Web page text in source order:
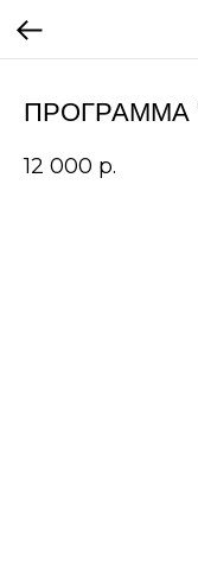
ПРОГРАММА
12 000 р.